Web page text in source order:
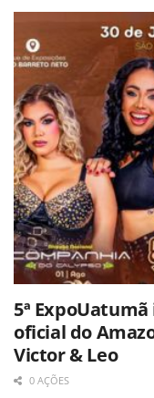
5ª
oficial do
Victor & Leo
0 AÇÕES